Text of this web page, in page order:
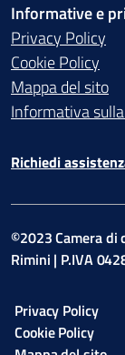
Informative e
Privacy Policy
Cookie Policy
Mappa del sito
Informativa
Richiedi
©2023 Camera di
Rimini | P.IVA
Privacy Policy
Cookie Policy